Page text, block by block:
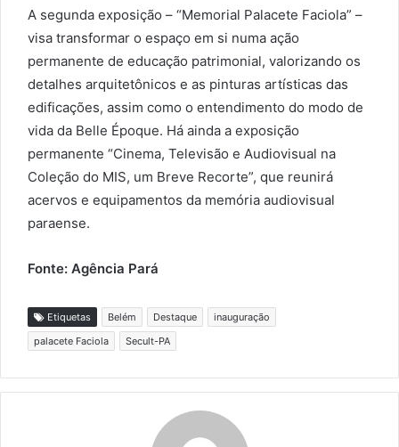
A segunda exposição – “Memorial Palacete Faciola” –
visa transformar o espaço em si numa ação
permanente de educação patrimonial, valorizando os
detalhes arquitetônicos e as pinturas artísticas das
edificações, assim como o entendimento do modo de
vida da Belle Époque. Há ainda a exposição
permanente “Cinema, Televisão e Audiovisual na
Coleção do MIS, um Breve Recorte”, que reunirá
acervos e equipamentos da memória audiovisual
paraense.
Fonte: Agência Pará
Etiquetas Belém Destaque
inauguração
palacete Faciola
Secult-PA